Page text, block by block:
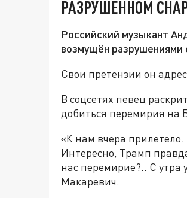
РАЗРУШЕННОМ
Российский музыкант
возмущён разрушениями
Свои претензии он
В соцсетях певец
добиться перемирия на
«К нам вчера
Интересно, Трамп
нас перемирие?.. С
Макаревич.